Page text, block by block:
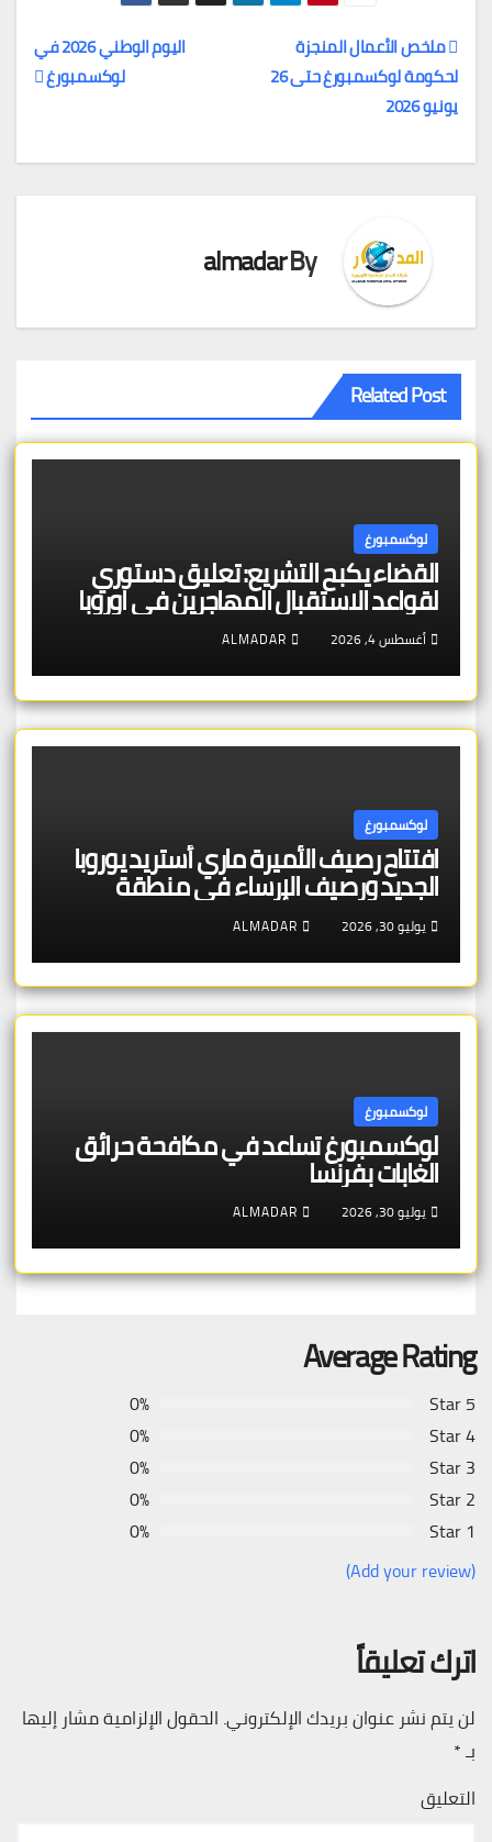
تصفّح
المقالات
اليوم الوطني 2026 في
لوكسمبورغ
ملخص الأعمال المنجزة
لحكومة لوكسمبورغ حتى 26
يونيو 2026
By
almadar
Related Post
لوكسمبورغ
القضاء يكبح التشريع: تعليق دستوري
لقواعد الاستقبال المهاجرين في اوروبا
أغسطس 4, 2026 ALMADAR
لوكسمبورغ
افتتاح رصيف الأميرة ماري أستريد يوروبا
الجديد ورصيف الإرساء في منطقة
شنغن – بنية تحتية عالية الجودة تخدم
الجمهور والتراث الأوروبي
يوليو 30, 2026 ALMADAR
لوكسمبورغ
لوكسمبورغ تساعد في مكافحة حرائق
الغابات بفرنسا
يوليو 30, 2026 ALMADAR
Average Rating
5 Star
0%
4 Star
0%
3 Star
0%
2 Star
0%
1 Star
0%
(Add your review)
اترك تعليقاً
لن يتم نشر عنوان بريدك الإلكتروني. الحقول الإلزامية مشار إليها
بـ*
التعليق